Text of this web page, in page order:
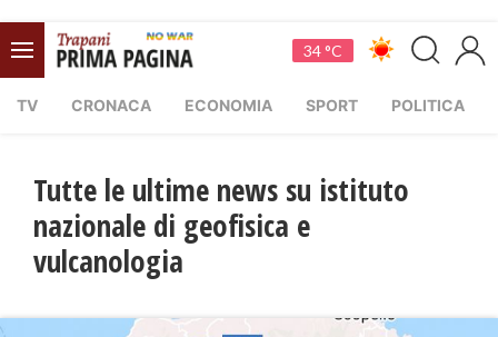
34 °C
TV CRONACA ECONOMIA SPORT POLITICA
Tutte le ultime news su istituto
nazionale di geofisica e
vulcanologia